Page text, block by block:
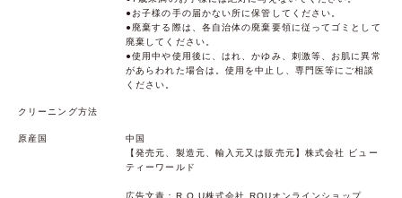
●お子様の手の届かない所に保管してください。
●廃棄する際は、各自治体の廃棄要領に従ってゴミとして
廃棄してください。
●使用中や使用後に、はれ、かゆみ、刺激等、お肌に異常
があらわれた場合は。使用を中止し、専門医等にご相談
ください。
クリーニング方法
原産国
中国
【発売元、製造元、輸入元又は販売元】株式会社 ビュー
ティーワールド
広告文責：R.O.U株式会社 ROUオンラインショップ